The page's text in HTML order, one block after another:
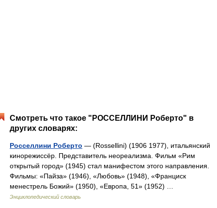
Смотреть что такое "РОССЕЛЛИНИ Роберто" в
других словарях:
Росселлини Роберто — (Rossellini) (1906 1977), итальянский
кинорежиссёр. Представитель неореализма. Фильм «Рим
открытый город» (1945) стал манифестом этого направления.
Фильмы: «Пайза» (1946), «Любовь» (1948), «Франциск
менестрель Божий» (1950), «Европа, 51» (1952) …
Энциклопедический словарь